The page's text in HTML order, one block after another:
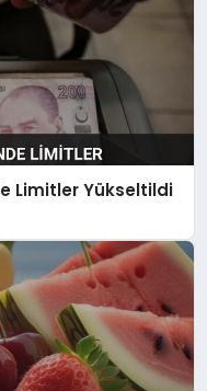
Limitler Yükseltildi